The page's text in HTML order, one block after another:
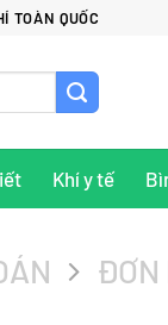
TOÀN QUỐC
Khí y tế
ĐƠN